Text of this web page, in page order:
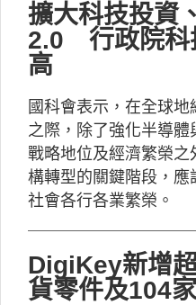
擴大科技投資
2.0 行政院科
高
國科會表示，在全球
之際，除了強化半導
戰略地位及經濟繁榮
構轉型的關鍵階段，
社會各行各業繁榮。
DigiKey新增
貨零件及104